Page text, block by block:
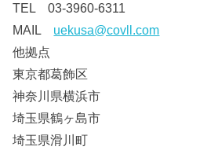
TEL 03-3960-6311
MAIL uekusa@covll.com
他拠点
東京都葛飾区
神奈川県横浜市
埼玉県鶴ヶ島市
埼玉県滑川町